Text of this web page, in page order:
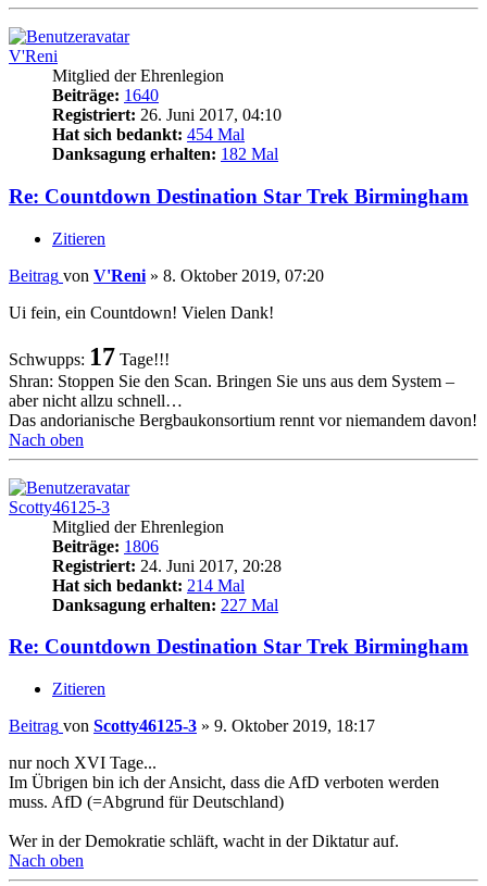
V'Reni
Mitglied der Ehrenlegion
Beiträge: 1640
Registriert: 26. Juni 2017, 04:10
Hat sich bedankt: 454 Mal
Danksagung erhalten: 182 Mal
Re: Countdown Destination Star Trek Birmingham
Zitieren
Beitrag von V'Reni » 8. Oktober 2019, 07:20
Ui fein, ein Countdown! Vielen Dank!
Schwupps: 17 Tage!!!
Shran: Stoppen Sie den Scan. Bringen Sie uns aus dem System –
aber nicht allzu schnell…
Das andorianische Bergbaukonsortium rennt vor niemandem davon!
Nach oben
Scotty46125-3
Mitglied der Ehrenlegion
Beiträge: 1806
Registriert: 24. Juni 2017, 20:28
Hat sich bedankt: 214 Mal
Danksagung erhalten: 227 Mal
Re: Countdown Destination Star Trek Birmingham
Zitieren
Beitrag von Scotty46125-3 » 9. Oktober 2019, 18:17
nur noch XVI Tage...
Im Übrigen bin ich der Ansicht, dass die AfD verboten werden
muss. AfD (=Abgrund für Deutschland)
Wer in der Demokratie schläft, wacht in der Diktatur auf.
Nach oben